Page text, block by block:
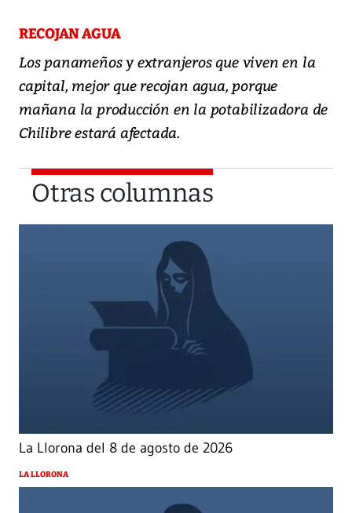
RECOJAN AGUA
Los panameños y extranjeros que viven en la
capital, mejor que recojan agua, porque
mañana la producción en la potabilizadora de
Chilibre estará afectada.
Otras columnas
La Llorona del 8 de agosto de 2026
LA LLORONA